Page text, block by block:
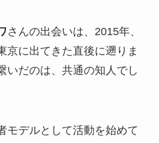
さんの出会いは、2015年、
京に出てきた直後に遡りま
いだのは、共通の知人でし
モデルとして活動を始めて